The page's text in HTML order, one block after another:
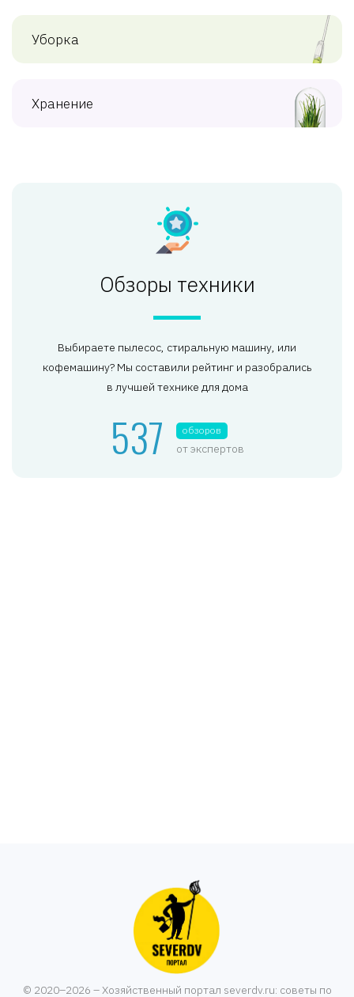
Уборка
Хранение
Обзоры техники
Выбираете пылесос, стиральную машину, или
кофемашину? Мы составили рейтинг и разобрались
в лучшей технике для дома
537 обзоров
от экспертов
© 2020–2026 – Хозяйственный портал severdv.ru: советы по